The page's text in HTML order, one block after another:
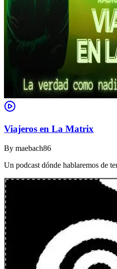
Viajeros en La Matrix
By maebach86
Un podcast dónde hablaremos de